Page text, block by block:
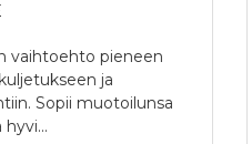
vaihtoehto pieneen
ja
Sopii muotoilunsa